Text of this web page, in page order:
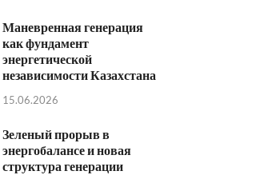
Маневренная генерация
как фундамент
энергетической
независимости Казахстана
15.06.2026
Зеленый прорыв в
энергобалансе и новая
структура генерации